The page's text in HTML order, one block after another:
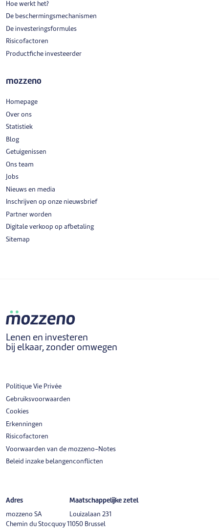
Hoe werkt het?
De beschermingsmechanismen
De investeringsformules
Risicofactoren
Productfiche investeerder
mozzeno
Homepage
Over ons
Statistiek
Blog
Getuigenissen
Ons team
Jobs
Nieuws en media
Inschrijven op onze nieuwsbrief
Partner worden
Digitale verkoop op afbetaling
Sitemap
Lenen en investeren
bij elkaar, zonder omwegen
Politique Vie Privée
Gebruiksvoorwaarden
Cookies
Erkenningen
Risicofactoren
Voorwaarden van de mozzeno-Notes
Beleid inzake belangenconflicten
Adres
mozzeno SA
Chemin du Stocquoy 1
Maatschappelijke zetel
Louizalaan 231
1050 Brussel